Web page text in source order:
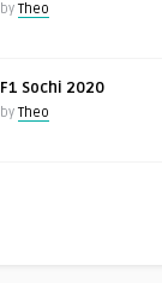
by Theo
F1 Sochi 2020
by Theo